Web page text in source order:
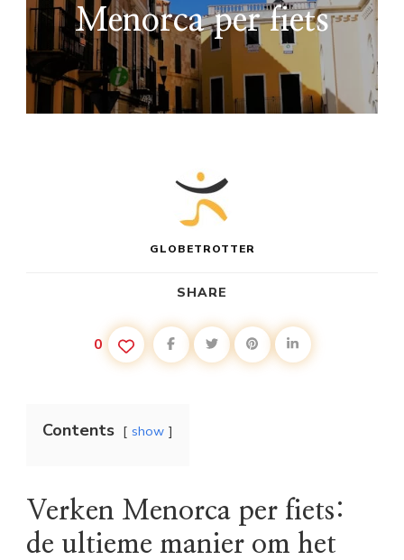
Menorca per fiets
GLOBETROTTER
SHARE
0
Contents show
Verken Menorca per fiets:
de ultieme manier om het